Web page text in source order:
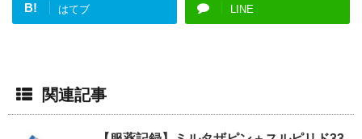
B! はてブ LINE
関連記事